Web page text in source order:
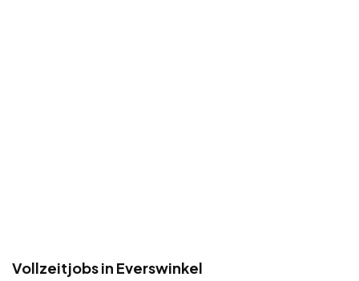
Vollzeitjobs in Everswinkel